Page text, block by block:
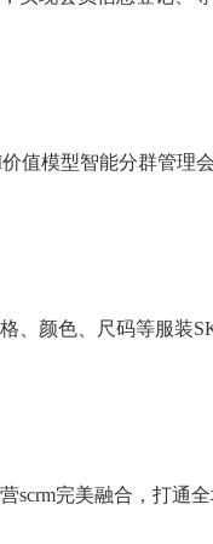
值模型智能分群管理
、颜色、尺码等服装
scrm完美融合，打通